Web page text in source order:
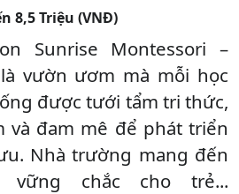
8,5 Triệu (VNĐ)
Sunrise Montessori –
vườn ươm mà mỗi học
được tưới tẩm tri thức,
và đam mê để phát triển
Nhà trường mang đến
chắc cho trẻ...